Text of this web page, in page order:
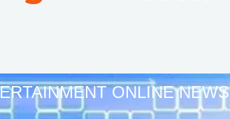
ONLINE NEWS